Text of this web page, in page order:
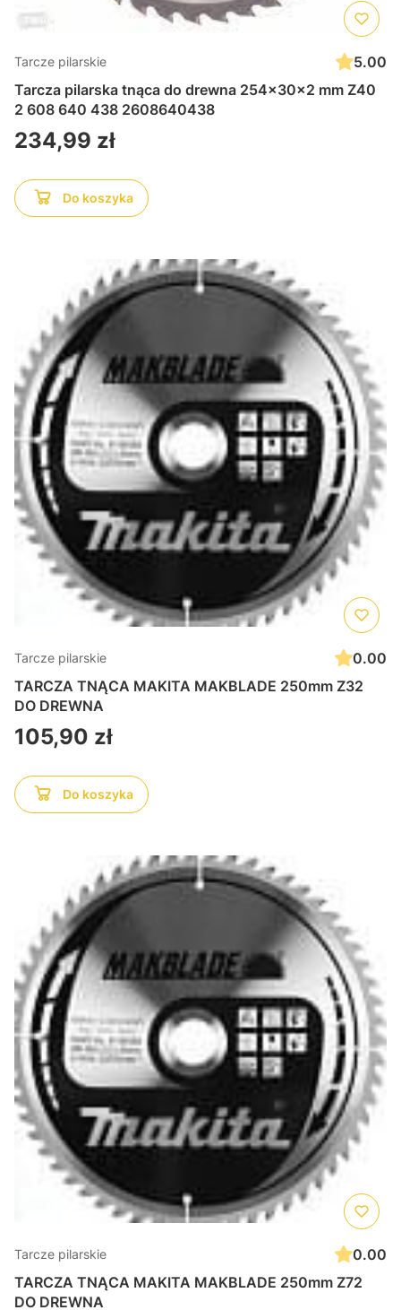
Tarcze pilarskie
5.00
Tarcza pilarska tnąca do drewna 254x30x2 mm Z40
2 608 640 438 2608640438
Cena
234,99 zł
Do koszyka
Tarcze pilarskie
0.00
TARCZA TNĄCA MAKITA MAKBLADE 250mm Z32
DO DREWNA
Cena
105,90 zł
Do koszyka
Tarcze pilarskie
0.00
TARCZA TNĄCA MAKITA MAKBLADE 250mm Z72
DO DREWNA